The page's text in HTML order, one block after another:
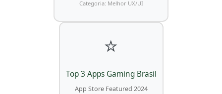
Categoria: Melhor UX/UI
⭐
Top 3 Apps Gaming Brasil
App Store Featured 2024